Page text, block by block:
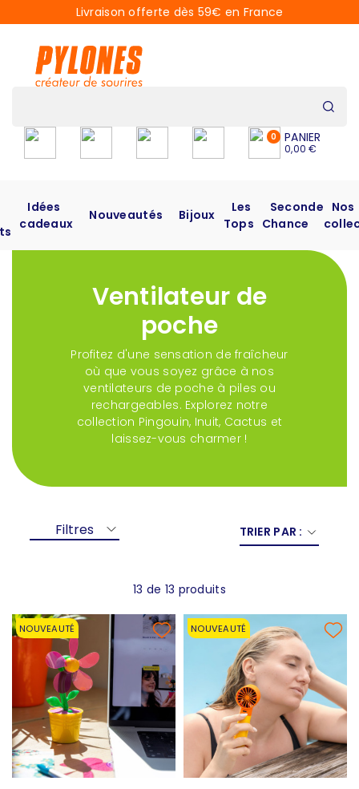
Livraison offerte dès 59€ en France
0 PANIER
0,00 €
Idées
cadeaux
Nouveautés Bijoux
Les
Tops
Seconde
Chance
Nos
Ventilateur de
poche
Profitez d'une sensation de fraîcheur
où que vous soyez grâce à nos
ventilateurs de poche à piles ou
rechargeables. Explorez notre
collection Pingouin, Inuit, Cactus et
laissez-vous charmer !
Filtres TRIER PAR :
13 de 13 produits
NOUVEAUTÉ NOUVEAUTÉ